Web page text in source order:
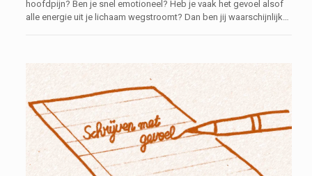
hoofdpijn? Ben je snel emotioneel? Heb je vaak het gevoel alsof
alle energie uit je lichaam wegstroomt? Dan ben jij waarschijnlijk